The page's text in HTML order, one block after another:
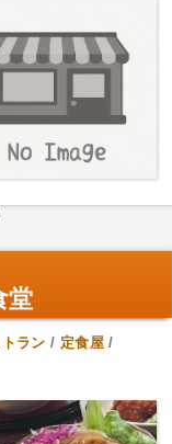
堂
ラン / 定食屋 /